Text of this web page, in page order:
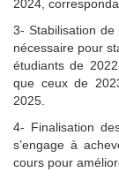
2024,
3- Stabilisation
nécessaire pour
étudiants de
que ceux de
2025.
4- Finalisation
s’engage à
cours pour